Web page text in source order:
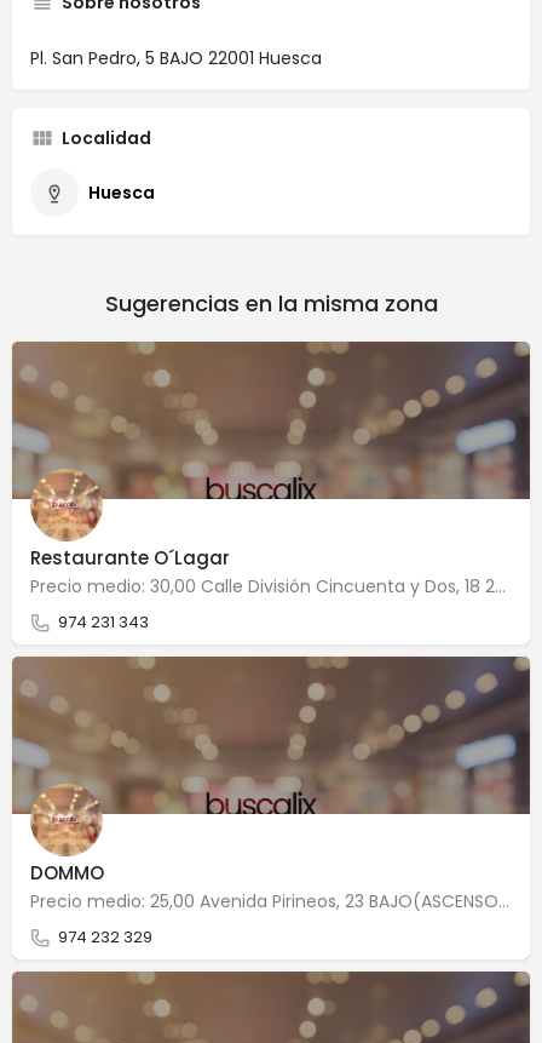
Pl. San Pedro, 5 BAJO 22001 Huesca
Localidad
Huesca
Sugerencias en la misma zona
Restaurante O´Lagar
Precio medio: 30,00 Calle División Cincuenta y Dos, 18 22006 Huesca
974 231 343
DOMMO
Precio medio: 25,00 Avenida Pirineos, 23 BAJO(ASCENSOR) 22004 Huesca
974 232 329